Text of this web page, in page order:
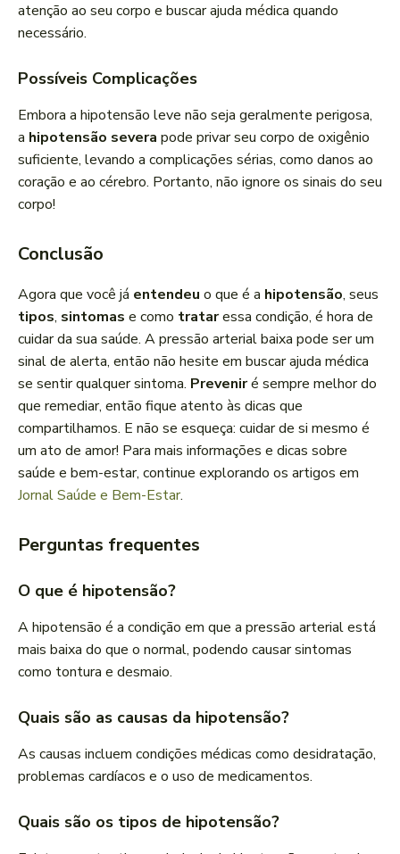
atenção ao seu corpo e buscar ajuda médica quando
necessário.
Possíveis Complicações
Embora a hipotensão leve não seja geralmente perigosa,
a hipotensão severa pode privar seu corpo de oxigênio
suficiente, levando a complicações sérias, como danos ao
coração e ao cérebro. Portanto, não ignore os sinais do seu
corpo!
Conclusão
Agora que você já entendeu o que é a hipotensão, seus
tipos, sintomas e como trataressa condição, é hora de
cuidar da sua saúde. A pressão arterial baixa pode ser um
sinal de alerta, então não hesite em buscar ajuda médica
se sentir qualquer sintoma. Preveniré sempre melhor do
que remediar, então fique atento às dicas que
compartilhamos. E não se esqueça: cuidar de si mesmo é
um ato de amor! Para mais informações e dicas sobre
saúde e bem-estar, continue explorando os artigos em
Jornal Saúde e Bem-Estar.
Perguntas frequentes
O que é hipotensão?
A hipotensão é a condição em que a pressão arterial está
mais baixa do que o normal, podendo causar sintomas
como tontura e desmaio.
Quais são as causas da hipotensão?
As causas incluem condições médicas como desidratação,
problemas cardíacos e o uso de medicamentos.
Quais são os tipos de hipotensão?